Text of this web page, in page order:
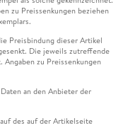
zu Preissenkungen beziehen
Preisbindung dieser Artikel
Die jeweils zutreffende
zu Preissenkungen
an den Anbieter der
des auf der Artikelseite